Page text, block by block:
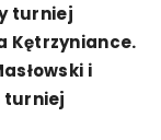
turniej
Kętrzyniance.
i
turniej